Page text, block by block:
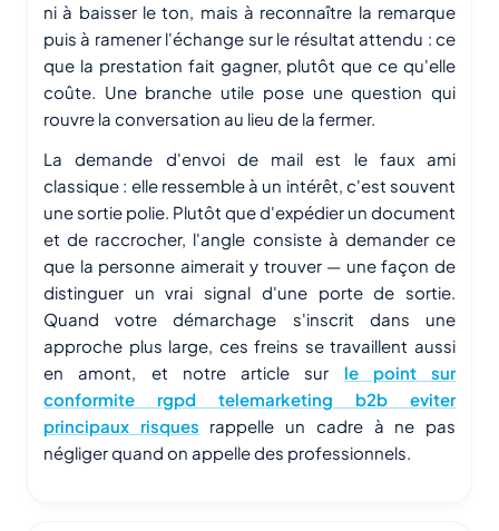
ni à baisser le ton, mais à reconnaître la remarque
puis à ramener l'échange sur le résultat attendu : ce
que la prestation fait gagner, plutôt que ce qu'elle
coûte. Une branche utile pose une question qui
rouvre la conversation au lieu de la fermer.
La demande d'envoi de mail est le faux ami
classique : elle ressemble à un intérêt, c'est souvent
une sortie polie. Plutôt que d'expédier un document
et de raccrocher, l'angle consiste à demander ce
que la personne aimerait y trouver — une façon de
distinguer un vrai signal d'une porte de sortie.
Quand votre démarchage s'inscrit dans une
approche plus large, ces freins se travaillent aussi
en amont, et notre article sur le point sur
conformite rgpd telemarketing b2b eviter
principaux risques rappelle un cadre à ne pas
négliger quand on appelle des professionnels.